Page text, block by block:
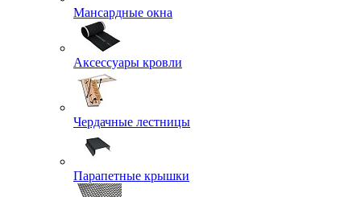
Мансардные окна
Аксессуары кровли
Чердачные лестницы
Парапетные крышки